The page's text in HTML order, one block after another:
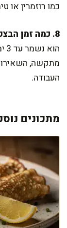
כמו רוזמרין או
8. כמה זמן הבצק מחזיק במקרר?
העבודה.
מתכונים